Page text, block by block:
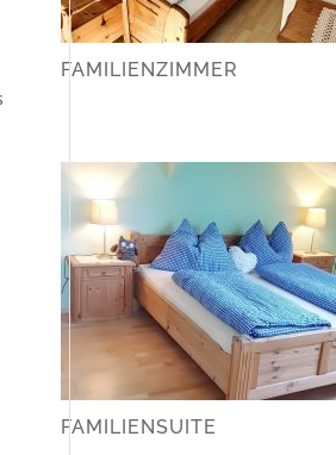
FAMILIENZIMMER
FAMILIENSUITE